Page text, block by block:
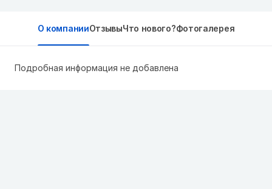
О компанииОтзывыЧто нового?Фотогалерея
Подробная информация не добавлена